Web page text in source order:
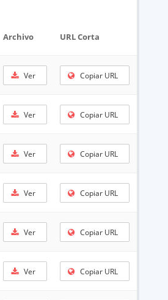
Archivo URL Corta
Ver Copiar URL
Ver Copiar URL
Ver Copiar URL
Ver Copiar URL
Ver Copiar URL
Ver Copiar URL